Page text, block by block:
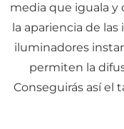
media que iguala y
la apariencia de
iluminadores
permiten la
Conseguirás así el